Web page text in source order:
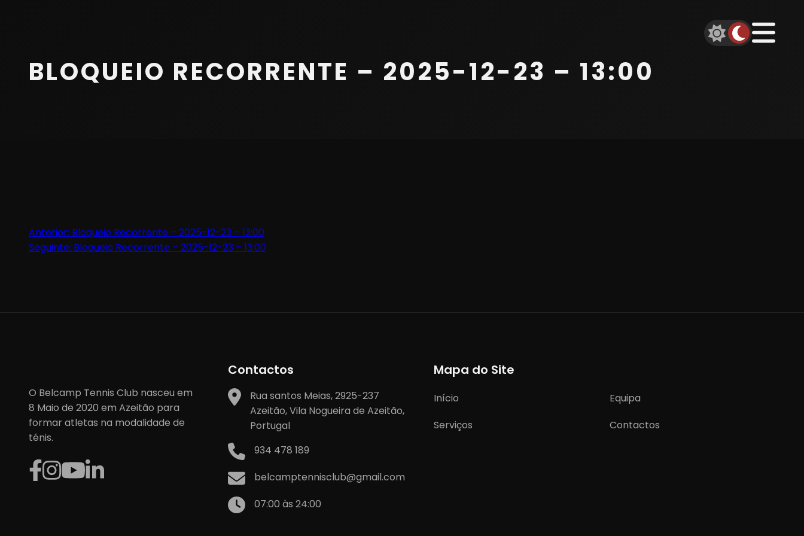
Equipa
Serviços
Beach Tennis
BLOQUEIO RECORRENTE – 2025-12-23 – 13:00
Navegação
de
Anterior: Bloqueio Recorrente – 2025-12-23 – 13:00
Seguinte: Bloqueio Recorrente – 2025-12-23 – 13:00
O Belcamp Tennis Club nasceu em
8 Maio de 2020 em Azeitão para
formar atletas na modalidade de
ténis.
Contactos
Rua santos Meias, 2925-237
Azeitão, Vila Nogueira de Azeitão,
Portugal
934 478 189
belcamptennisclub@gmail.com
07:00 às 24:00
Mapa do Site
Início
Equipa
Serviços
Contactos